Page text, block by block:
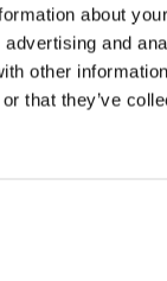
about
and
other
that they’ve
päivät tiistai,
perjantai ja
ensimmäinen